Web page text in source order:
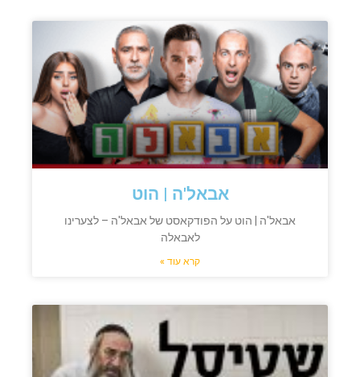
אבאל'ה | הוט
אבאל'ה | הוט על הפודקאסט של אבאל'ה – לצערינו
לאבאלה
קרא עוד »